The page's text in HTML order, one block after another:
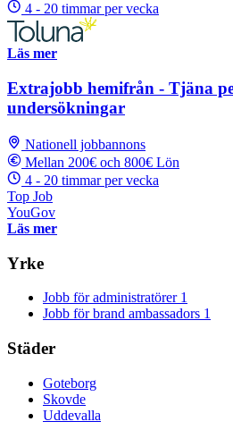
4 - 20 timmar per vecka
Läs mer
Extrajobb hemifrån - Tjäna
undersökningar
Nationell jobbannons
Mellan 200€ och 800€ Lön
4 - 20 timmar per vecka
Top Job
YouGov
Läs mer
Yrke
Jobb för administratörer 1
Jobb för brand ambassadors 1
Städer
Goteborg
Skovde
Uddevalla